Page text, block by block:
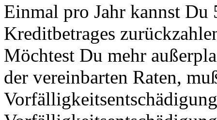
Einmal pro Jahr kannst Du
Kreditbetrages
Möchtest Du mehr
der vereinbarten Raten,